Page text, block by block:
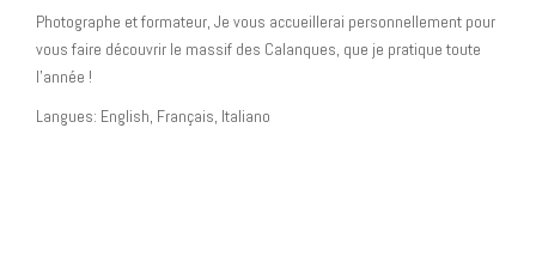
Photographe et formateur, Je vous accueillerai personnellement pour
vous faire découvrir le massif des Calanques, que je pratique toute
l’année !
Langues: English, Français, Italiano